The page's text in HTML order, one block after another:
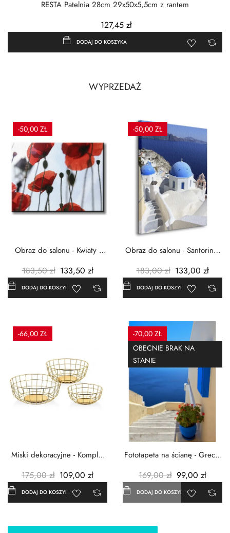
RESTA Patelnia 28cm 29x50x5,5cm z rantem
127,45 zł
DODAJ DO KOSZYKA
WYPRZEDAŻ
-50,00 ZŁ
Obraz do salonu - Kwiaty -
183,50 zł 133,50 zł
DODAJ DO KOSZYKA
-50,00 ZŁ
Obraz do salonu - Santorini -
183,00 zł 133,00 zł
DODAJ DO KOSZYKA
-66,00 ZŁ
Miski dekoracyjne - Komplet
175,00 zł 109,00 zł
DODAJ DO KOSZYKA
-70,00 ZŁ
OBECNIE BRAK NA
STANIE
Fototapeta na ścianę - Grecja
169,00 zł 99,00 zł
DODAJ DO KOSZYKA